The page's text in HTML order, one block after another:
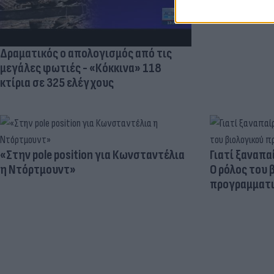
Δραματικός ο απολογισμός από τις
μεγάλες φωτιές - «Κόκκινα» 118
κτίρια σε 325 ελέγχους
«Στην pole position για Κωνσταντέλια
η Ντόρτμουντ»
Γιατί
Ο ρόλος του